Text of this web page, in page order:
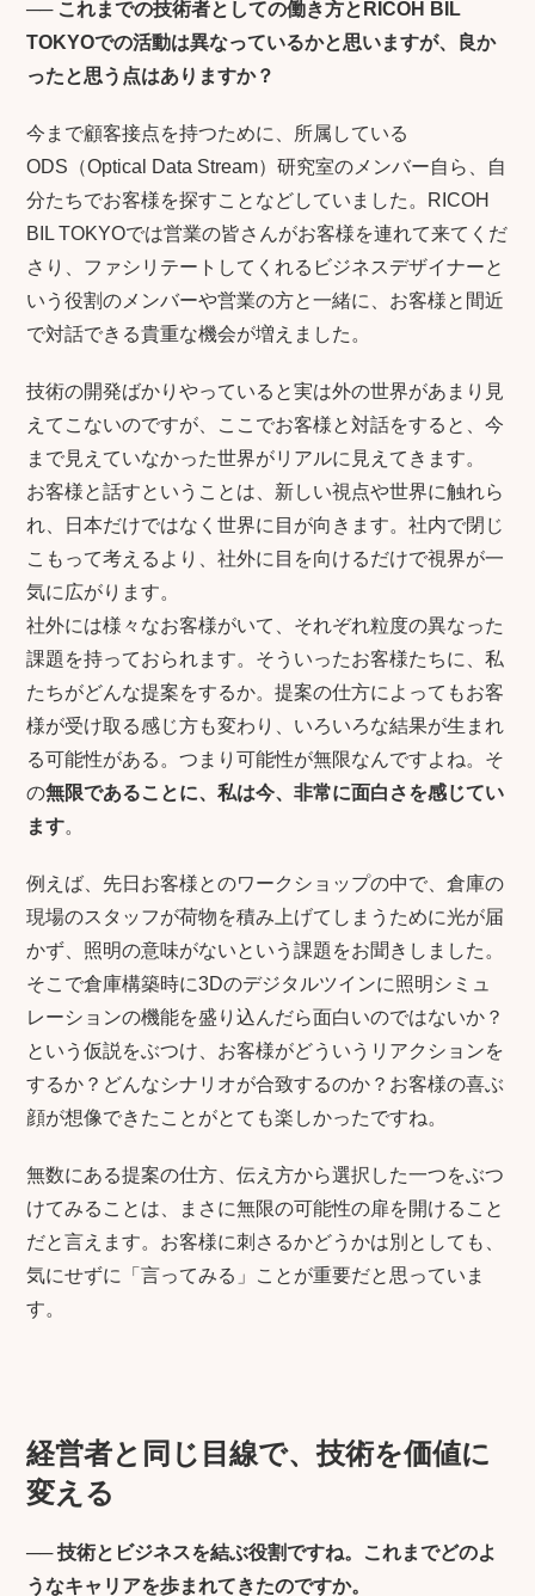
── これまでの技術者としての働き方とRICOH BIL
TOKYOでの活動は異なっているかと思いますが、良か
ったと思う点はありますか？
今まで顧客接点を持つために、所属している
ODS（Optical Data Stream）研究室のメンバー自ら、自
分たちでお客様を探すことなどしていました。RICOH
BIL TOKYOでは営業の皆さんがお客様を連れて来てくだ
さり、ファシリテートしてくれるビジネスデザイナーと
いう役割のメンバーや営業の方と一緒に、お客様と間近
で対話できる貴重な機会が増えました。
技術の開発ばかりやっていると実は外の世界があまり見
えてこないのですが、ここでお客様と対話をすると、今
まで見えていなかった世界がリアルに見えてきます。
お客様と話すということは、新しい視点や世界に触れら
れ、日本だけではなく世界に目が向きます。社内で閉じ
こもって考えるより、社外に目を向けるだけで視界が一
気に広がります。
社外には様々なお客様がいて、それぞれ粒度の異なった
課題を持っておられます。そういったお客様たちに、私
たちがどんな提案をするか。提案の仕方によってもお客
様が受け取る感じ方も変わり、いろいろな結果が生まれ
る可能性がある。つまり可能性が無限なんですよね。そ
の無限であることに、私は今、非常に面白さを感じてい
ます。
例えば、先日お客様とのワークショップの中で、倉庫の
現場のスタッフが荷物を積み上げてしまうために光が届
かず、照明の意味がないという課題をお聞きしました。
そこで倉庫構築時に3Dのデジタルツインに照明シミュ
レーションの機能を盛り込んだら面白いのではないか？
という仮説をぶつけ、お客様がどういうリアクションを
するか？どんなシナリオが合致するのか？お客様の喜ぶ
顔が想像できたことがとても楽しかったですね。
無数にある提案の仕方、伝え方から選択した一つをぶつ
けてみることは、まさに無限の可能性の扉を開けること
だと言えます。お客様に刺さるかどうかは別としても、
気にせずに「言ってみる」ことが重要だと思っていま
す。
経営者と同じ目線で、技術を価値に
変える
──技術とビジネスを結ぶ役割ですね。これまでどのよ
うなキャリアを歩まれてきたのですか。